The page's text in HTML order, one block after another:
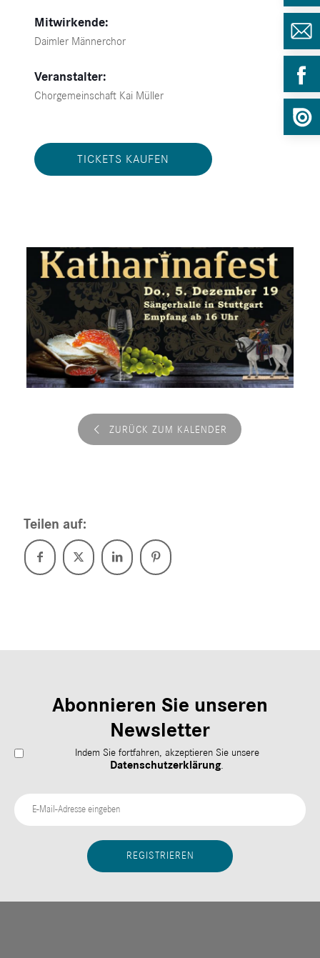
ZURÜCK ZUM KALENDER
Mitwirkende:
Daimler Männerchor
Veranstalter:
Chorgemeinschaft Kai Müller
TICKETS KAUFEN
Teilen auf:
Abonnieren Sie unseren
Newsletter
Indem Sie fortfahren, akzeptieren Sie unsere
Datenschutzerklärung.